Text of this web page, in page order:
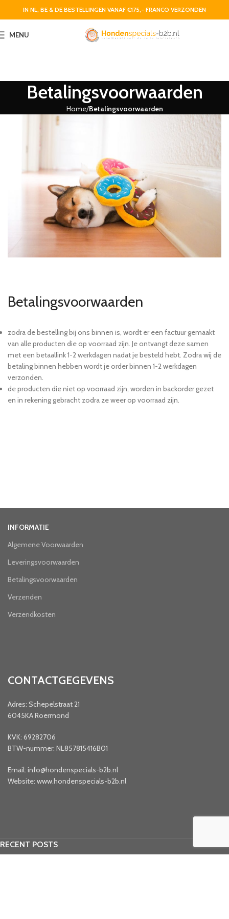
IN NL, BE & DE BESTELLINGEN VANAF €175,- FRANCO VERZONDEN
MENU
Betalingsvoorwaarden
Home Betalingsvoorwaarden
Betalingsvoorwaarden
zodra de bestelling bij ons binnen is, wordt er een factuur gemaakt
van alle producten die op voorraad zijn. Je ontvangt deze samen
met een betaallink 1-2 werkdagen nadat je besteld hebt. Zodra wij de
betaling binnen hebben wordt je order binnen 1-2 werkdagen
verzonden.
de producten die niet op voorraad zijn, worden in backorder gezet
en in rekening gebracht zodra ze weer op voorraad zijn.
INFORMATIE
Algemene Voorwaarden
Leveringsvoorwaarden
Betalingsvoorwaarden
Verzenden
Verzendkosten
CONTACTGEGEVENS
Adres: Schepelstraat 21
6045KA Roermond
KVK: 69282706
BTW-nummer: NL857815416B01
Email: info@hondenspecials-b2b.nl
Website: www.hondenspecials-b2b.nl
RECENT POSTS